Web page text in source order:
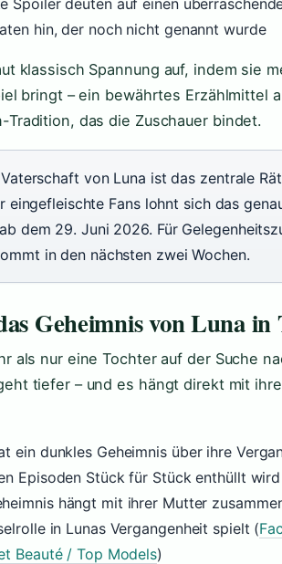
Spoiler deuten auf einen
hin, der noch nicht genannt wurde
klassisch Spannung auf, indem sie
bringt – ein bewährtes Erzählmittel
Tradition, das die Zuschauer bindet.
von Luna ist das zentrale
eingefleischte Fans lohnt sich das
dem 29. Juni 2026. Für
in den nächsten zwei Wochen.
Geheimnis von Luna in
als nur eine Tochter auf der Suche
tiefer – und es hängt direkt mit
ein dunkles Geheimnis über ihre
Episoden Stück für Stück enthüllt
hängt mit ihrer Mutter
in Lunas Vergangenheit spielt (
Beauté / Top Models)